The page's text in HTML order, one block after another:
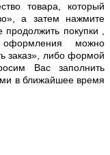
товара, который
а затем нажмите
покупки ,
можно
заказ», либо формой
Вас заполнить
в ближайшее время